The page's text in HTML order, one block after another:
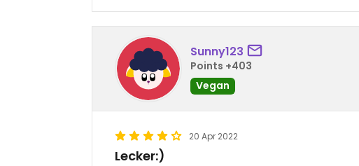
Sunny123
Points +403
Vegan
20 Apr 2022
Lecker:)